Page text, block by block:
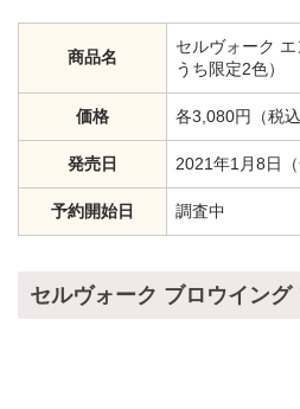
商品名
セルヴォーク
うち限定2色）
価格 各3,080円（税込
発売日 2021年1月8日（
予約開始日 調査中
セルヴォーク ブロウイング